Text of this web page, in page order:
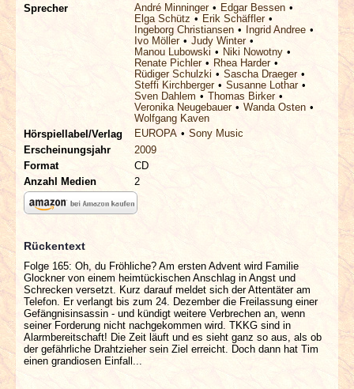
Sprecher
André Minninger
Edgar Bessen
Elga Schütz
Erik Schäffler
Ingeborg Christiansen
Ingrid Andree
Ivo Möller
Judy Winter
Manou Lubowski
Niki Nowotny
Renate Pichler
Rhea Harder
Rüdiger Schulzki
Sascha Draeger
Steffi Kirchberger
Susanne Lothar
Sven Dahlem
Thomas Birker
Veronika Neugebauer
Wanda Osten
Wolfgang Kaven
Hörspiellabel/Verlag
EUROPA
Sony Music
Erscheinungsjahr
2009
Format
CD
Anzahl Medien
2
Rückentext
Folge 165: Oh, du Fröhliche? Am ersten Advent wird Familie
Glockner von einem heimtückischen Anschlag in Angst und
Schrecken versetzt. Kurz darauf meldet sich der Attentäter am
Telefon. Er verlangt bis zum 24. Dezember die Freilassung einer
Gefängnisinsassin - und kündigt weitere Verbrechen an, wenn
seiner Forderung nicht nachgekommen wird. TKKG sind in
Alarmbereitschaft! Die Zeit läuft und es sieht ganz so aus, als ob
der gefährliche Drahtzieher sein Ziel erreicht. Doch dann hat Tim
einen grandiosen Einfall...